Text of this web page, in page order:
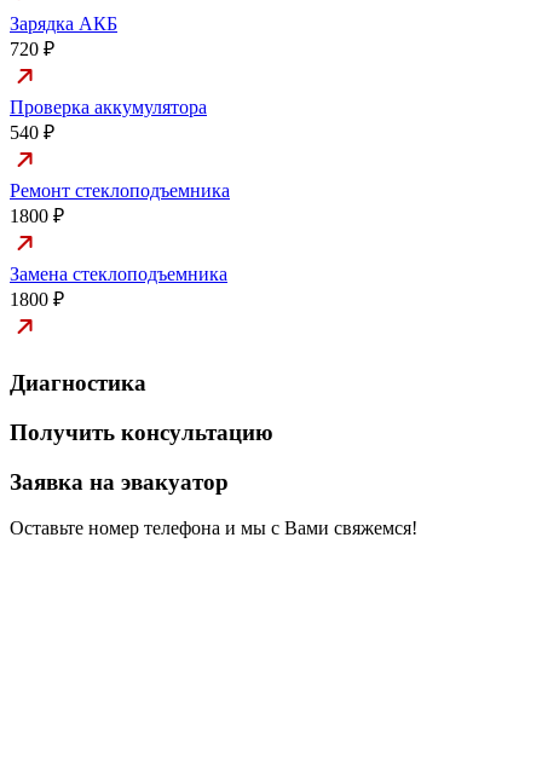
Зарядка АКБ
720 ₽
Проверка аккумулятора
540 ₽
Ремонт стеклоподъемника
1800 ₽
Замена стеклоподъемника
1800 ₽
Диагностика
Получить консультацию
Заявка на эвакуатор
Оставьте номер телефона и мы с Вами свяжемся!